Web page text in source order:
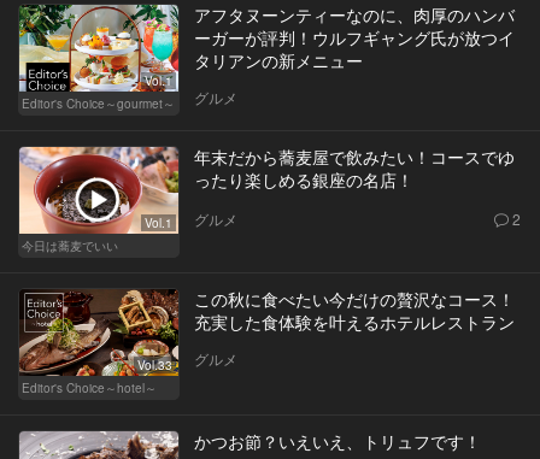
Vol.1
Editor's Choice～gourmet～
アフタヌーンティーなのに、肉厚のハンバ
ーガーが評判！ウルフギャング氏が放つイ
タリアンの新メニュー
グルメ
Vol.1
今日は蕎麦でいい
年末だから蕎麦屋で飲みたい！コースでゆ
ったり楽しめる銀座の名店！
グルメ 2
Vol.33
Editor's Choice～hotel～
この秋に食べたい今だけの贅沢なコース！
充実した食体験を叶えるホテルレストラン
グルメ
かつお節？いえいえ、トリュフです！